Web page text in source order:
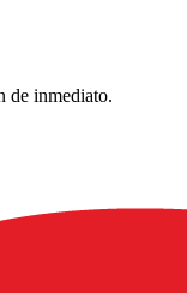
de inmediato.